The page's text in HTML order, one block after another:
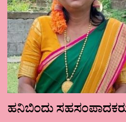
ಹನಿಬಿಂದು